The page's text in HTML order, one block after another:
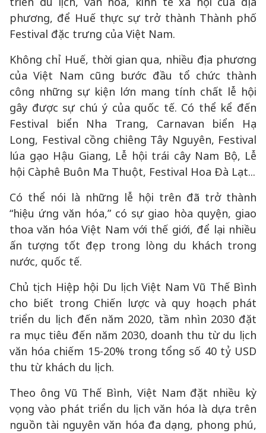
phương, để Huế thực sự trở thành Thành phố
Festival đặc trưng của Việt Nam.
Không chỉ Huế, thời gian qua, nhiều địa phương
của Việt Nam cũng bước đầu tổ chức thành
công những sự kiện lớn mang tính chất lễ hội
gây được sự chú ý của quốc tế. Có thể kể đến
Festival biển Nha Trang, Carnavan biển Hạ
Long, Festival cồng chiêng Tây Nguyên, Festival
lúa gạo Hậu Giang, Lễ hội trái cây Nam Bộ, Lễ
hội Càphê Buôn Ma Thuột, Festival Hoa Đà Lạt...
Có thể nói là những lễ hội trên đã trở thành
“hiệu ứng văn hóa,” có sự giao hòa quyện, giao
thoa văn hóa Việt Nam với thế giới, để lại nhiều
ấn tượng tốt đẹp trong lòng du khách trong
nước, quốc tế.
Chủ tịch Hiệp hội Du lịch Việt Nam Vũ Thế Bình
cho biết trong Chiến lược và quy hoạch phát
triển du lịch đến năm 2020, tầm nhìn 2030 đặt
ra mục tiêu đến năm 2030, doanh thu từ du lịch
văn hóa chiếm 15-20% trong tổng số 40 tỷ USD
thu từ khách du lịch.
Theo ông Vũ Thế Bình, Việt Nam đặt nhiều kỳ
vọng vào phát triển du lịch văn hóa là dựa trên
nguồn tài nguyên văn hóa đa dạng, phong phú,